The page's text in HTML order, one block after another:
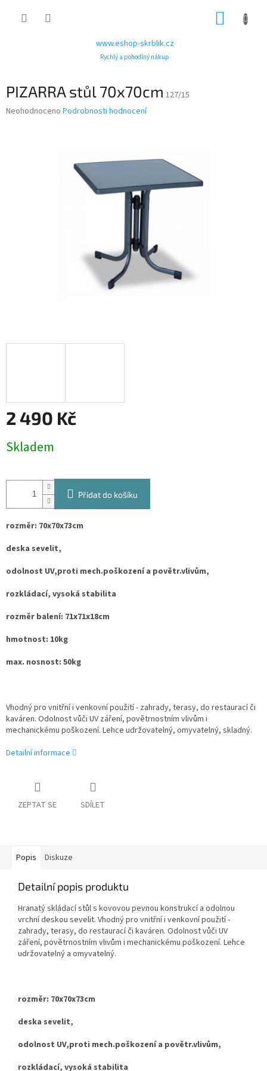
www.eshop-skrblik.cz
Rychlý a pohodlný nákup
PIZARRA stůl 70x70cm 127/15
Průměrné
Neohodnoceno Podrobnosti hodnocení
2 490 Kč
cena:
Skladem
Přidat do košíku
rozměr: 70x70x73cm
deska sevelit,
odolnost UV,proti mech.poškození a povětr.vlivům,
rozkládací, vysoká stabilita
rozměr balení: 71x71x18cm
hmotnost: 10kg
max. nosnost: 50kg
Vhodný pro vnitřní i venkovní použití - zahrady, terasy, do restaurací či
kaváren. Odolnost vůči UV záření, povětrnostním vlivům i
mechanickému poškození. Lehce udržovatelný, omyvatelný, skladný.
Detailní informace
ZEPTAT SE SDÍLET
Popis Diskuze
Detailní popis produktu
Hranatý skládací stůl s kovovou pevnou konstrukcí a odolnou
vrchní deskou sevelit. Vhodný pro vnitřní i venkovní použití -
zahrady, terasy, do restaurací či kaváren. Odolnost vůči UV
záření, povětrnostním vlivům i mechanickému poškození. Lehce
udržovatelný a omyvatelný.
rozměr: 70x70x73cm
deska sevelit,
odolnost UV,proti mech.poškození a povětr.vlivům,
rozkládací, vysoká stabilita